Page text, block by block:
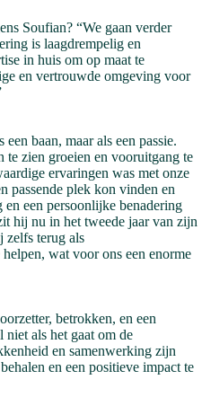
Soufian? “We gaan verder
is laagdrempelig en
in huis om op maat te
en vertrouwde omgeving voor
baan, maar als een passie.
te zien groeien en vooruitgang te
ervaringen was met onze
passende plek kon vinden en
een persoonlijke benadering
hij nu in het tweede jaar van zijn
terug als
wat voor ons een enorme
betrokken, en een
als het gaat om de
en samenwerking zijn
en een positieve impact te